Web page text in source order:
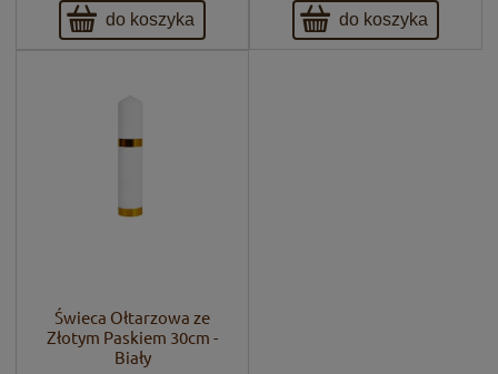
do koszyka do koszyka
Świeca Ołtarzowa ze
Złotym Paskiem 30cm -
Biały